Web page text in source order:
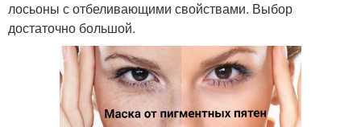
лосьоны с отбеливающими свойствами. Выбор
достаточно большой.